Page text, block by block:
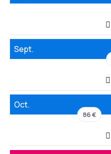
Sept.
Oct.
86 €